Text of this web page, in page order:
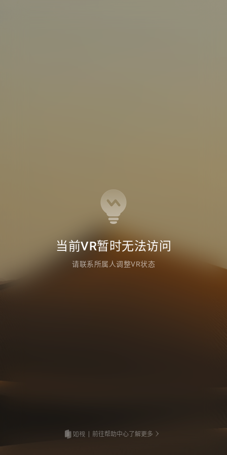
当前VR暂时无法访问
请联系所属人调整VR状态
前往帮助中心了解更多